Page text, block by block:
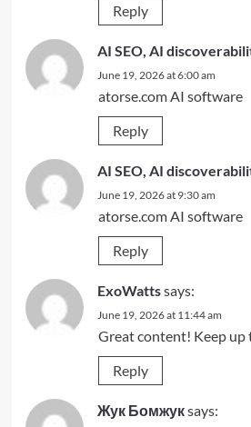
Reply
AI SEO, AI
June 19, 2026 at 6:00 am
atorse.com AI software
Reply
AI SEO, AI
June 19, 2026 at 9:30 am
atorse.com AI software
Reply
ExoWattssays:
June 19, 2026 at 11:44 am
Great content! Keep up
Reply
Жук Бомжукsays: